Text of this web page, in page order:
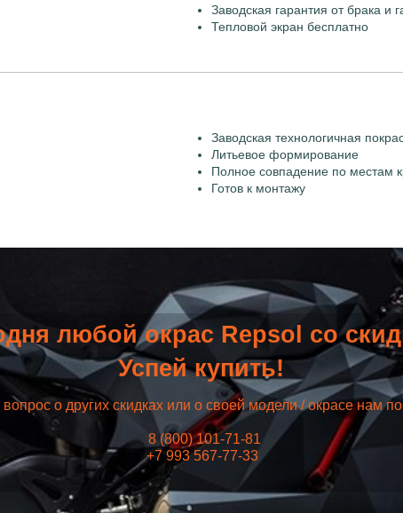
Заводская гарантия от брака и
Тепловой экран бесплатно
Заводская технологичная
Литьевое формирование
Полное совпадение по местам
Готов к монтажу
любой окрас Repsol со
Успей купить!
о других скидках или о своей модели / окрасе нам
8 (800) 101-71-81
+7 993 567-77-33